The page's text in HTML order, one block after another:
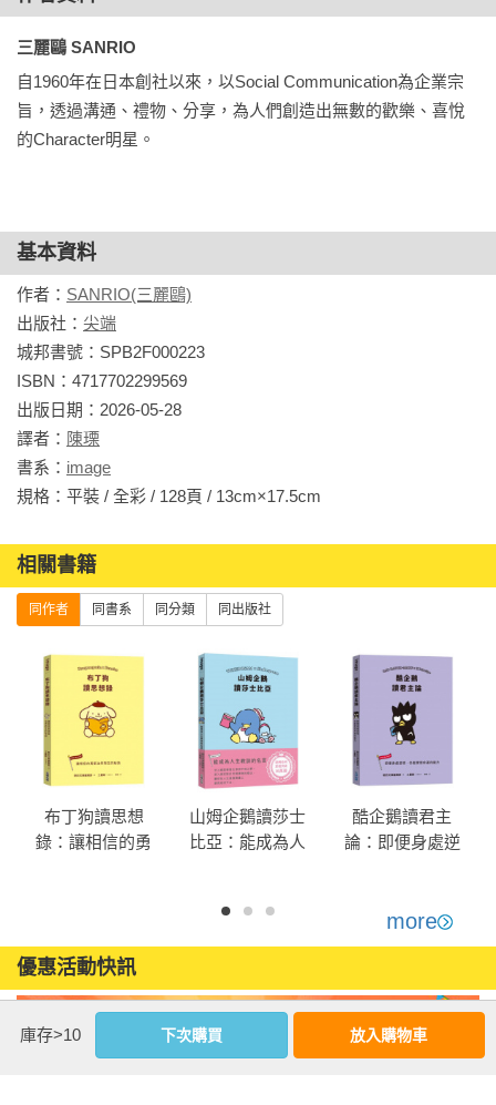
疲憊或沮喪時隨手一翻，就能掌握獲得幸福的實踐祕訣。
• 精選 Kiki & Lala 的圖像，圖文搭配賞心悅目，全書收錄超過
100 幅充滿希望氛圍的精美插畫，絕對值得雙星仙子的粉絲收
藏。
領讀者入門，精美插畫與方便攜帶的書籍尺寸，就隨著它一起
遨遊充滿哲理的文字世界吧！
系列包含
★ My Melody讀論語：讓人活得心靈富裕的經典智慧
★ Kiki & Lala讀幸福論：為生命帶來幸福的思考練習
★ 蛋黃哥讀資本論：與金錢打好關係的人生哲學
★ 布丁狗讀思想錄：讓相信的勇氣油然而生的秘訣
★ 大眼蛙讀徒然草：讓每天都變得美好的思維模式
★ 酷企鵝讀君主論：即使身處逆境，仍能掌握命運的能力
★ 酷洛米讀歎異抄：打開原有心靈的鑰匙
★ 帕恰狗讀卡內基快樂學：擺脫憂慮、獲得自由的行動法則
★ 人魚漢頓讀老子：安穩過活的指標
★ 山姆企鵝讀莎士比亞：能成為人生教訓的名言
三麗鷗 SANRIO
自1960年在日本創社以來，以Social Communication為企業宗
旨，透過溝通、禮物、分享，為人們創造出無數的歡樂、喜悅
的Character明星。
基本資料
作者： SANRIO(三麗鷗)
出版社： 尖端
城邦書號：SPB2F000223
ISBN：4717702299569
出版日期：2026-05-28
譯者： 陳瑮
書系： image
規格：平裝 / 全彩 / 128頁 / 13cm×17.5cm
相關書籍
同作者 同書系 同分類 同出版社
布丁狗讀思想
錄：讓相信的勇
山姆企鵝讀莎士
比亞：能成為人
酷企鵝讀君主
論：即便身處逆
more
優惠活動快訊
庫存>10 下次購買 放入購物車